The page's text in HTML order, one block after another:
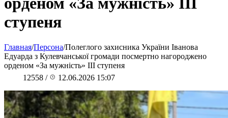
ступеня
Главная/Персона/Полеглого захисника України Іванова
Едуарда з Кулевчанської громади посмертно нагороджено
орденом «За мужність» ІІІ ступеня
12558 / 12.06.2026 15:07